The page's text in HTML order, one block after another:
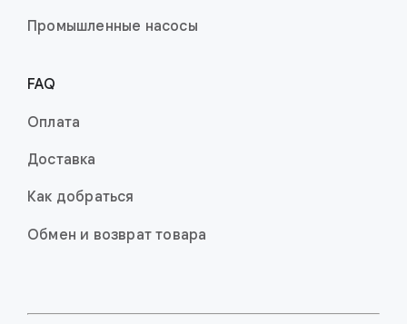
Промышленные насо­сы
FAQ
Оплата
Доставка
Как добраться
Обмен и возврат товара